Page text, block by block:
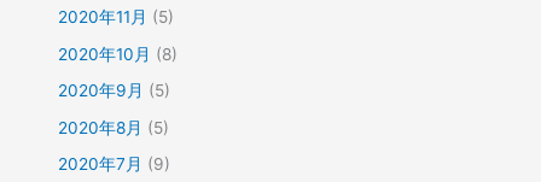
2020年11月 (5)
2020年10月 (8)
2020年9月 (5)
2020年8月 (5)
2020年7月 (9)